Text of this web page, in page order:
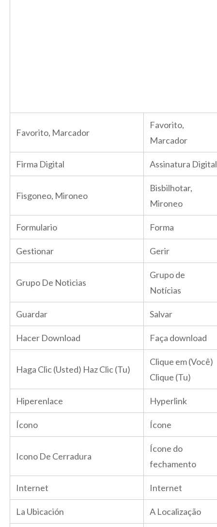
Favorito, Marcador
Favorito,
Marcador
Firma Digital Assinatura Digital
Fisgoneo, Mironeo
Bisbilhotar,
Mironeo
Formulario Forma
Gestionar Gerir
Grupo De Noticias
Grupo de
Notícias
Guardar Salvar
Hacer Download Faça download
Haga Clic (Usted) Haz Clic (Tu)
Clique em (Você)
Clique (Tu)
Hiperenlace Hyperlink
Ícono Ícone
Icono De Cerradura
Ícone do
fechamento
Internet Internet
La Ubicación A Localização